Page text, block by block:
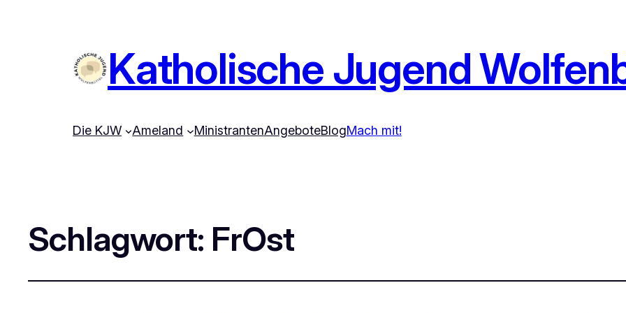
Katholische Jugend
Die KJW Ameland MinistrantenAngeboteBlogMach mit!
Schlagwort: FrOst